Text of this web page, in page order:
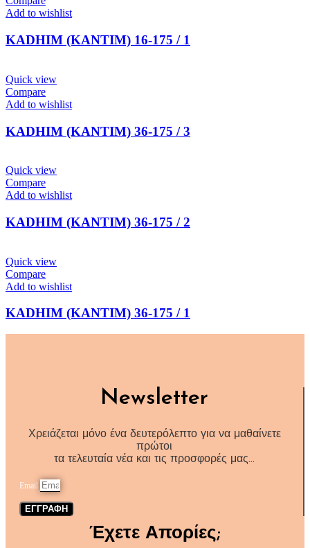
Add to wishlist
KADHIM (ΚΑΝΤΙΜ) 16-175 / 1
Quick view
Compare
Add to wishlist
KADHIM (ΚΑΝΤΙΜ) 36-175 / 3
Quick view
Compare
Add to wishlist
KADHIM (ΚΑΝΤΙΜ) 36-175 / 2
Quick view
Compare
Add to wishlist
KADHIM (ΚΑΝΤΙΜ) 36-175 / 1
Newsletter
Χρειάζεται μόνο ένα δευτερόλεπτο για να μαθαίνετε
πρώτοι
τα τελευταία νέα και τις προσφορές μας…
Email
ΕΓΓΡΑΦΗ
Έχετε Απορίες;